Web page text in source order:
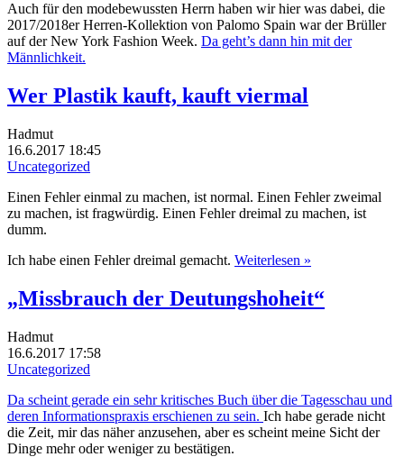
Auch für den modebewussten Herrn haben wir hier was dabei, die
2017/2018er Herren-Kollektion von Palomo Spain war der Brüller
auf der New York Fashion Week. Da geht’s dann hin mit der
Männlichkeit.
Wer Plastik kauft, kauft viermal
Hadmut
16.6.2017 18:45
Uncategorized
Einen Fehler einmal zu machen, ist normal. Einen Fehler zweimal
zu machen, ist fragwürdig. Einen Fehler dreimal zu machen, ist
dumm.
Ich habe einen Fehler dreimal gemacht. Weiterlesen »
„Missbrauch der Deutungshoheit“
Hadmut
16.6.2017 17:58
Uncategorized
Da scheint gerade ein sehr kritisches Buch über die Tagesschau und
deren Informationspraxis erschienen zu sein. Ich habe gerade nicht
die Zeit, mir das näher anzusehen, aber es scheint meine Sicht der
Dinge mehr oder weniger zu bestätigen.